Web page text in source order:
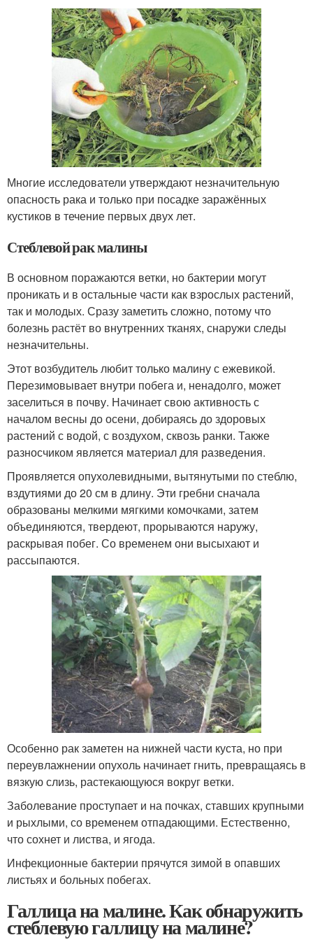
Многие исследователи утверждают незначительную
опасность рака и только при посадке заражённых
кустиков в течение первых двух лет.
Стеблевой рак малины
В основном поражаются ветки, но бактерии могут
проникать и в остальные части как взрослых растений,
так и молодых. Сразу заметить сложно, потому что
болезнь растёт во внутренних тканях, снаружи следы
незначительны.
Этот возбудитель любит только малину с ежевикой.
Перезимовывает внутри побега и, ненадолго, может
заселиться в почву. Начинает свою активность с
началом весны до осени, добираясь до здоровых
растений с водой, с воздухом, сквозь ранки. Также
разносчиком является материал для разведения.
Проявляется опухолевидными, вытянутыми по стеблю,
вздутиями до 20 см в длину. Эти гребни сначала
образованы мелкими мягкими комочками, затем
объединяются, твердеют, прорываются наружу,
раскрывая побег. Со временем они высыхают и
рассыпаются.
Особенно рак заметен на нижней части куста, но при
переувлажнении опухоль начинает гнить, превращаясь в
вязкую слизь, растекающуюся вокруг ветки.
Заболевание проступает и на почках, ставших крупными
и рыхлыми, со временем отпадающими. Естественно,
что сохнет и листва, и ягода.
Инфекционные бактерии прячутся зимой в опавших
листьях и больных побегах.
Галлица на малине. Как обнаружить
стеблевую галлицу на малине?